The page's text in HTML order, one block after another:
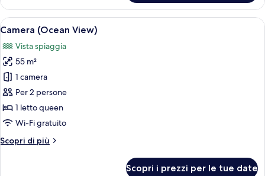
(Deluxe
Family)
Apri
tutte
le
foto
per
Camera
(Ocean
View)
Camera (Ocean View) | Una
10
Camera (Ocean View)
Vista spiaggia
55 m²
1 camera
Per 2 persone
1 letto queen
Wi-Fi gratuito
Scopri di più
Altri
Scopri i prezzi per le tue date